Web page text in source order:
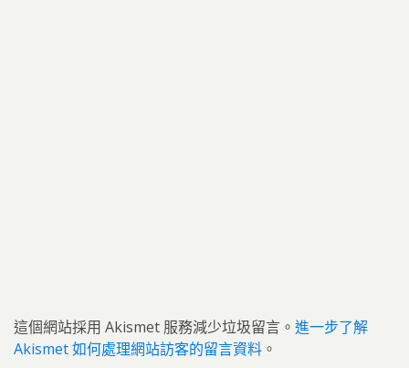
這個網站採用 Akismet 服務減少垃圾留言。 進一步了解
Akismet 如何處理網站訪客的留言資料 。